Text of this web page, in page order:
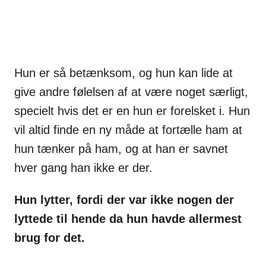
Hun er så betænksom, og hun kan lide at
give andre følelsen af at være noget særligt,
specielt hvis det er en hun er forelsket i. Hun
vil altid finde en ny måde at fortælle ham at
hun tænker på ham, og at han er savnet
hver gang han ikke er der.
Hun lytter, fordi der var ikke nogen der
lyttede til hende da hun havde allermest
brug for det.